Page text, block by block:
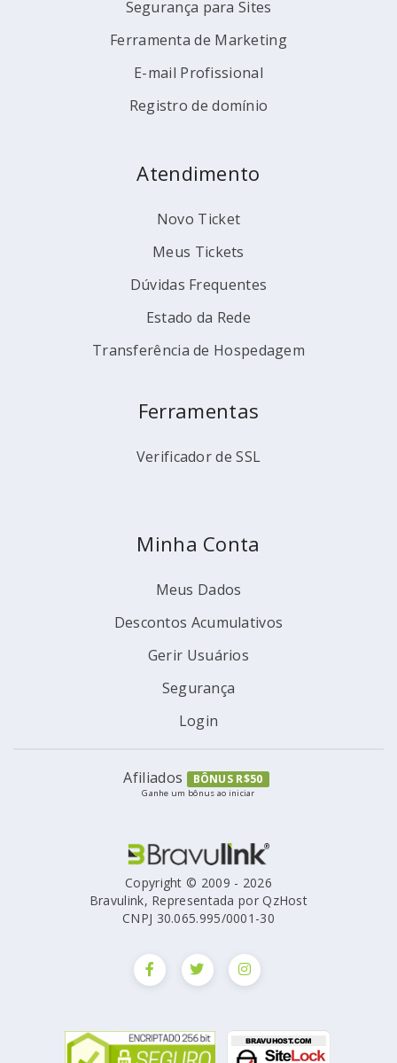
Segurança para Sites
Ferramenta de Marketing
E-mail Profissional
Registro de domínio
Atendimento
Novo Ticket
Meus Tickets
Dúvidas Frequentes
Estado da Rede
Transferência de Hospedagem
Ferramentas
Verificador de SSL
Minha Conta
Meus Dados
Descontos Acumulativos
Gerir Usuários
Segurança
Login
Afiliados BÔNUS R$50
Ganhe um bônus ao iniciar
Copyright © 2009 - 2026
Bravulink, Representada por QzHost
CNPJ 30.065.995/0001-30